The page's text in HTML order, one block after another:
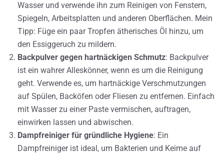
Wasser und verwende ihn zum Reinigen von Fenstern,
Spiegeln, Arbeitsplatten und anderen Oberflächen. Mein
Tipp: Füge ein paar Tropfen ätherisches Öl hinzu, um
den Essiggeruch zu mildern.
Backpulver gegen hartnäckigen Schmutz: Backpulver
ist ein wahrer Alleskönner, wenn es um die Reinigung
geht. Verwende es, um hartnäckige Verschmutzungen
auf Spülen, Backöfen oder Fliesen zu entfernen. Einfach
mit Wasser zu einer Paste vermischen, auftragen,
einwirken lassen und abwischen.
Dampfreiniger für gründliche Hygiene: Ein
Dampfreiniger ist ideal, um Bakterien und Keime auf